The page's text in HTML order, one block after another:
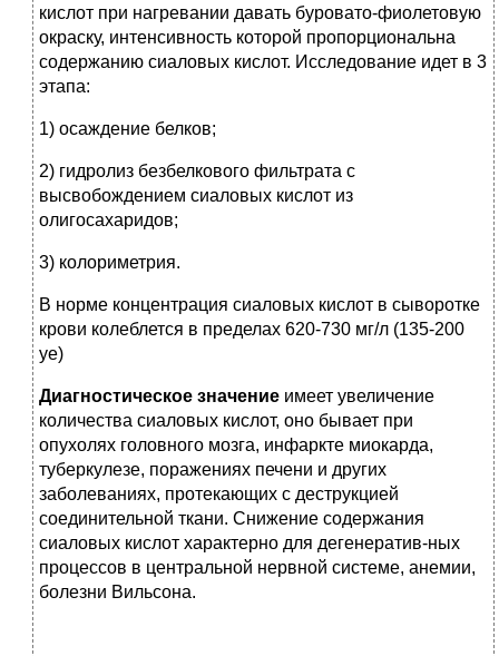
кислот при нагревании давать буровато-фиолетовую
окраску, интенсивность которой пропорциональна
содержанию сиаловых кислот. Исследование идет в 3
этапа:
1) осаждение белков;
2) гидролиз безбелкового фильтрата с
высвобождением сиаловых кислот из
олигосахаридов;
3) колориметрия.
В норме концентрация сиаловых кислот в сыворотке
крови колеблется в пределах 620-730 мг/л (135-200
уе)
Диагностическое значение имеет увеличение
количества сиаловых кислот, оно бывает при
опухолях головного мозга, инфаркте миокарда,
туберкулезе, поражениях печени и других
заболеваниях, протекающих с деструкцией
соединительной ткани. Снижение содержания
сиаловых кислот характерно для дегенератив-ных
процессов в центральной нервной системе, анемии,
болезни Вильсона.